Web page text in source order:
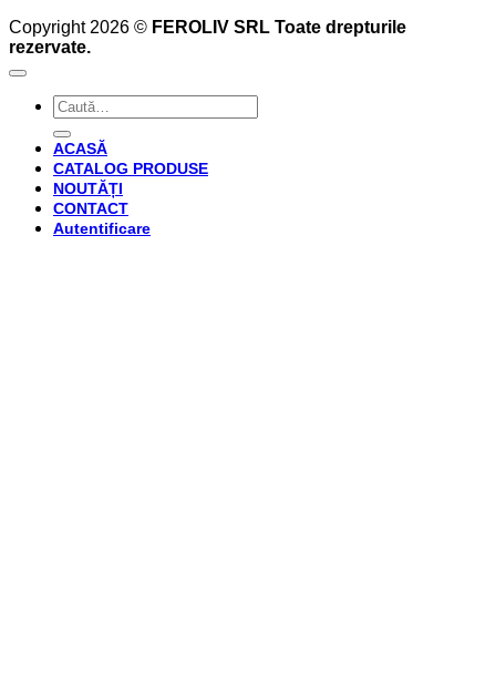
Copyright 2026 © FEROLIV SRL Toate drepturile
rezervate.
Caută
după:
ACASĂ
CATALOG PRODUSE
NOUTĂȚI
CONTACT
Autentificare